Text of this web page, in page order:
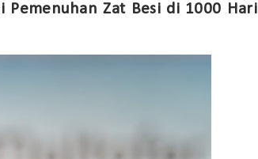
Pemenuhan Zat Besi di 1000 Hari